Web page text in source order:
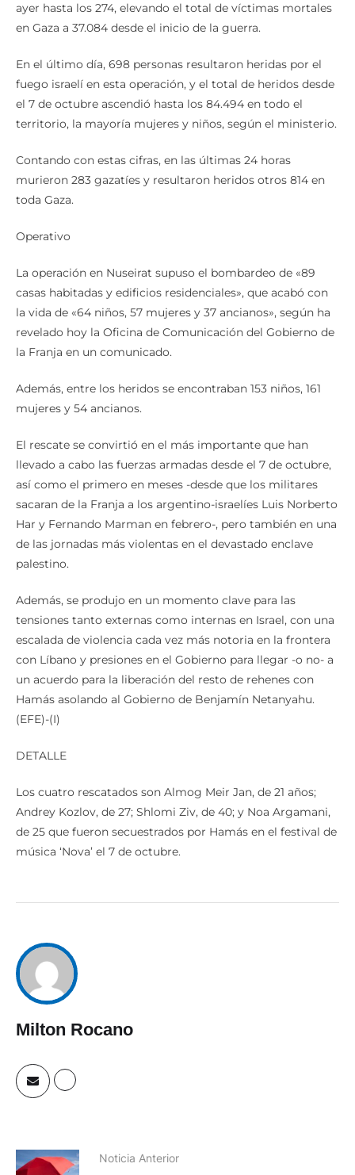
ayer hasta los 274, elevando el total de víctimas mortales
en Gaza a 37.084 desde el inicio de la guerra.
En el último día, 698 personas resultaron heridas por el
fuego israelí en esta operación, y el total de heridos desde
el 7 de octubre ascendió hasta los 84.494 en todo el
territorio, la mayoría mujeres y niños, según el ministerio.
Contando con estas cifras, en las últimas 24 horas
murieron 283 gazatíes y resultaron heridos otros 814 en
toda Gaza.
Operativo
La operación en Nuseirat supuso el bombardeo de «89
casas habitadas y edificios residenciales», que acabó con
la vida de «64 niños, 57 mujeres y 37 ancianos», según ha
revelado hoy la Oficina de Comunicación del Gobierno de
la Franja en un comunicado.
Además, entre los heridos se encontraban 153 niños, 161
mujeres y 54 ancianos.
El rescate se convirtió en el más importante que han
llevado a cabo las fuerzas armadas desde el 7 de octubre,
así como el primero en meses -desde que los militares
sacaran de la Franja a los argentino-israelíes Luis Norberto
Har y Fernando Marman en febrero-, pero también en una
de las jornadas más violentas en el devastado enclave
palestino.
Además, se produjo en un momento clave para las
tensiones tanto externas como internas en Israel, con una
escalada de violencia cada vez más notoria en la frontera
con Líbano y presiones en el Gobierno para llegar -o no- a
un acuerdo para la liberación del resto de rehenes con
Hamás asolando al Gobierno de Benjamín Netanyahu.
(EFE)-(I)
DETALLE
Los cuatro rescatados son Almog Meir Jan, de 21 años;
Andrey Kozlov, de 27; Shlomi Ziv, de 40; y Noa Argamani,
de 25 que fueron secuestrados por Hamás en el festival de
música ‘Nova’ el 7 de octubre.
Milton Rocano
Noticia Anterior